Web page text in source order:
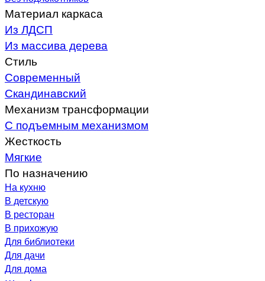
Материал каркаса
Из ЛДСП
Из массива дерева
Стиль
Современный
Скандинавский
Механизм трансформации
С подъемным механизмом
Жесткость
Мягкие
По назначению
На кухню
В детскую
В ресторан
В прихожую
Для библиотеки
Для дачи
Для дома